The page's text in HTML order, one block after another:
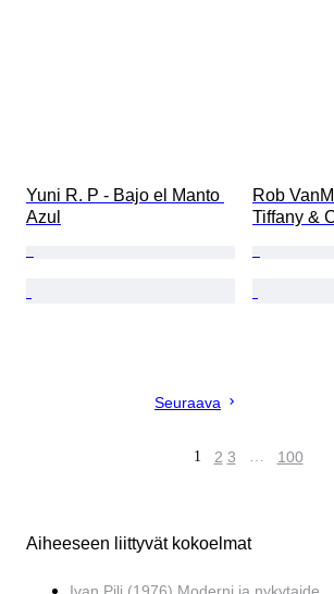
Yuni R. P - Bajo el Manto
Azul
Rob
Tiffany &
Seuraava
1 2 3 … 100
Aiheeseen liittyvät kokoelmat